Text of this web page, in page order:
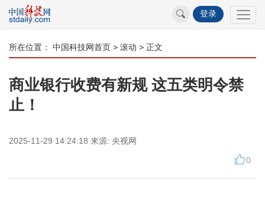
登录
所在位置： 中国科技网首页 > 滚动 > 正文
商业银行收费有新规 这五类明令禁
止！
2025-11-29 14:24:18 来源: 央视网
0